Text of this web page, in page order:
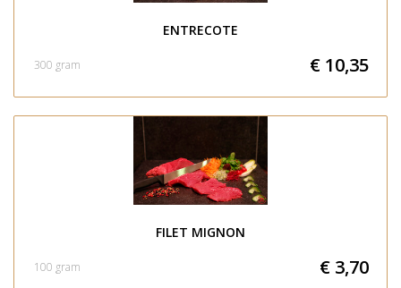
ENTRECOTE
€ 10,35
300 gram
FILET MIGNON
€ 3,70
100 gram